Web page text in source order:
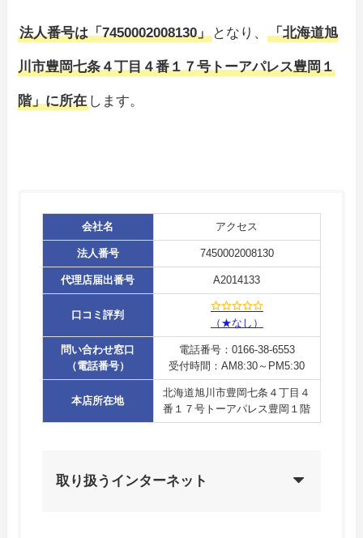
法人番号は「7450002008130」 となり、「北海道旭
川市豊岡七条４丁目４番１７号トーアパレス豊岡１
階」に所在 します。
会社名 アクセス
法人番号 7450002008130
代理店届出番号 A2014133
口コミ評判
（★なし）
問い合わせ窓口
（電話番号）
電話番号：0166-38-6553
受付時間：AM8:30～PM5:30
本店所在地
北海道旭川市豊岡七条４丁目４
番１７号トーアパレス豊岡１階
取り扱うインターネット